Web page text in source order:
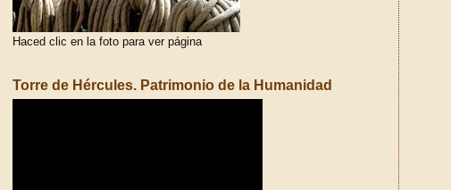
Haced clic en la foto para ver página
Torre de Hércules. Patrimonio de la Humanidad